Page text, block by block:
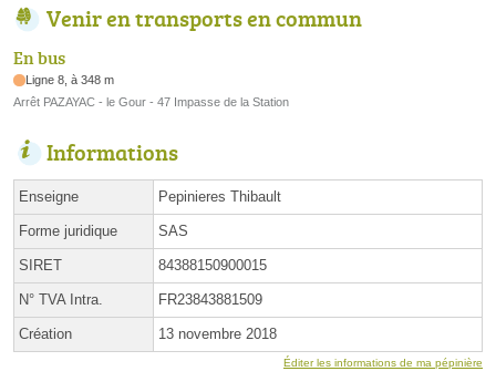
Venir en transports en commun
En bus
Ligne 8, à 348 m
Arrêt PAZAYAC - le Gour - 47 Impasse de la Station
Informations
Enseigne Pepinieres Thibault
Forme juridique SAS
SIRET 84388150900015
N° TVA Intra. FR23843881509
Création 13 novembre 2018
Éditer les informations de ma pépinière